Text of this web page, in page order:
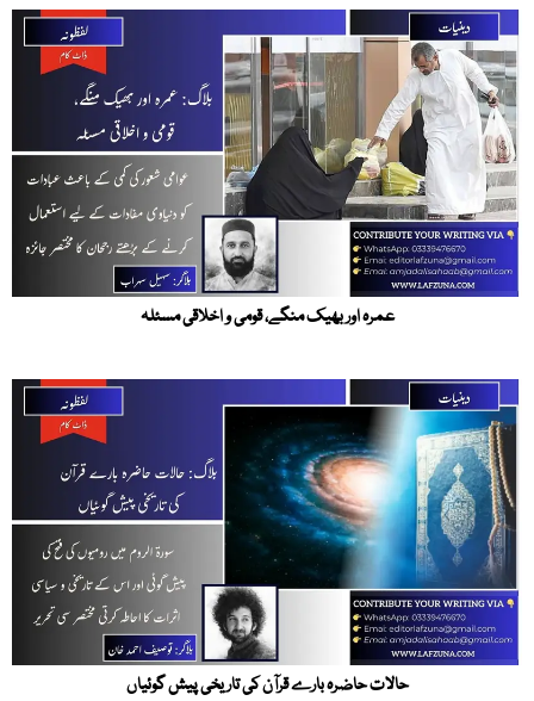
عمرہ اور بھیک منگے، قومی و اخلاقی مسئلہ
حالات حاضرہ بارے قرآن کی تاریخی پیش گوئیاں